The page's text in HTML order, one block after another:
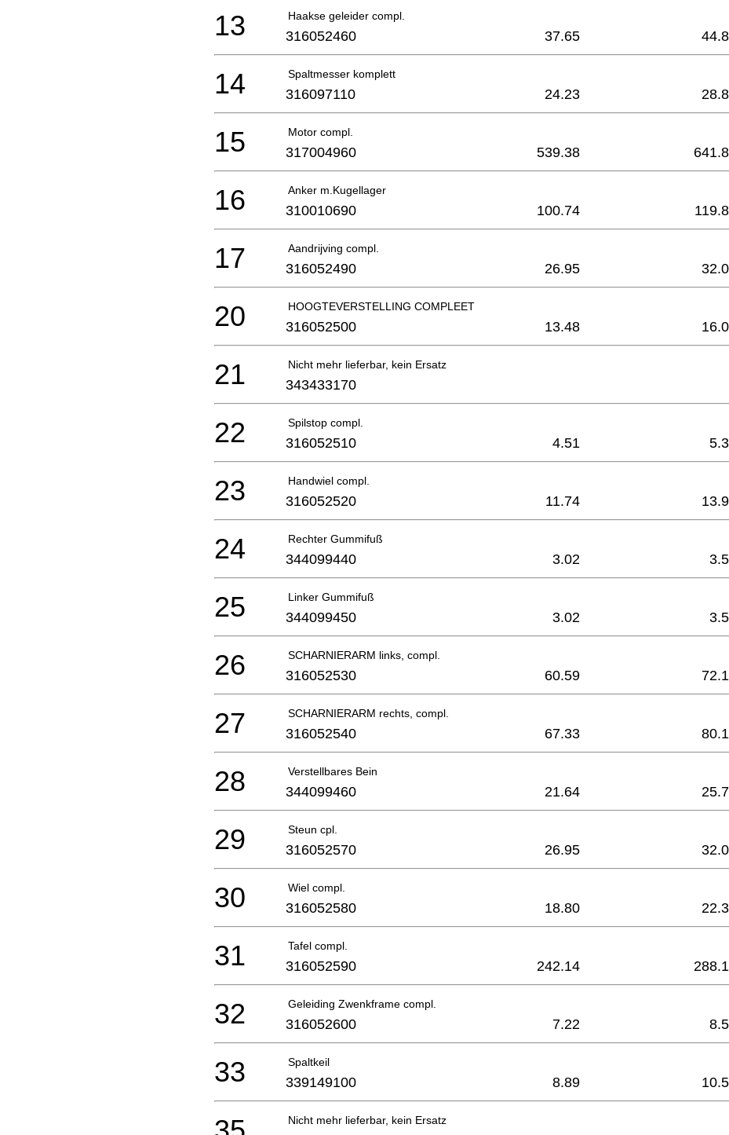
Haakse geleider compl.
13 316052460 37.65
Spaltmesser komplett
14 316097110 24.23
Motor compl.
15 317004960 539.38
Anker m.Kugellager
16 310010690 100.74
Aandrijving compl.
17 316052490 26.95
HOOGTEVERSTELLING COMPLEET
20 316052500 13.48
Nicht mehr lieferbar, kein Ersatz
21 343433170
Spilstop compl.
22 316052510 4.51
Handwiel compl.
23 316052520 11.74
Rechter Gummifuß
24 344099440 3.02
Linker Gummifuß
25 344099450 3.02
SCHARNIERARM links, compl.
26 316052530 60.59
SCHARNIERARM rechts, compl.
27 316052540 67.33
Verstellbares Bein
28 344099460 21.64
Steun cpl.
29 316052570 26.95
Wiel compl.
30 316052580 18.80
Tafel compl.
31 316052590 242.14
Geleiding Zwenkframe compl.
32 316052600 7.22
Spaltkeil
33 339149100 8.89
Nicht mehr lieferbar, kein Ersatz